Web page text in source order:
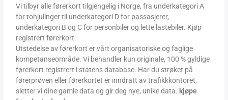
Vi tilbyr alle førerkort tilgjengelig i Norge, fra underkategori A
for tohjulinger til underkategori D for passasjerer,
underkategori B og C for personbiler og lette lastebiler. Kjøp
registrert førerkort
Utstedelse av førerkort er vårt organisatoriske og faglige
kompetanseområde. Vi behandler kun originale, 100 % gyldige
førerkort registrert i statens database. Har du strøket på
førerprøven eller førerkortet er inndratt av trafikkkontoret,
sletter vi dine gamle data og gir deg nye, unike data. kjøpe